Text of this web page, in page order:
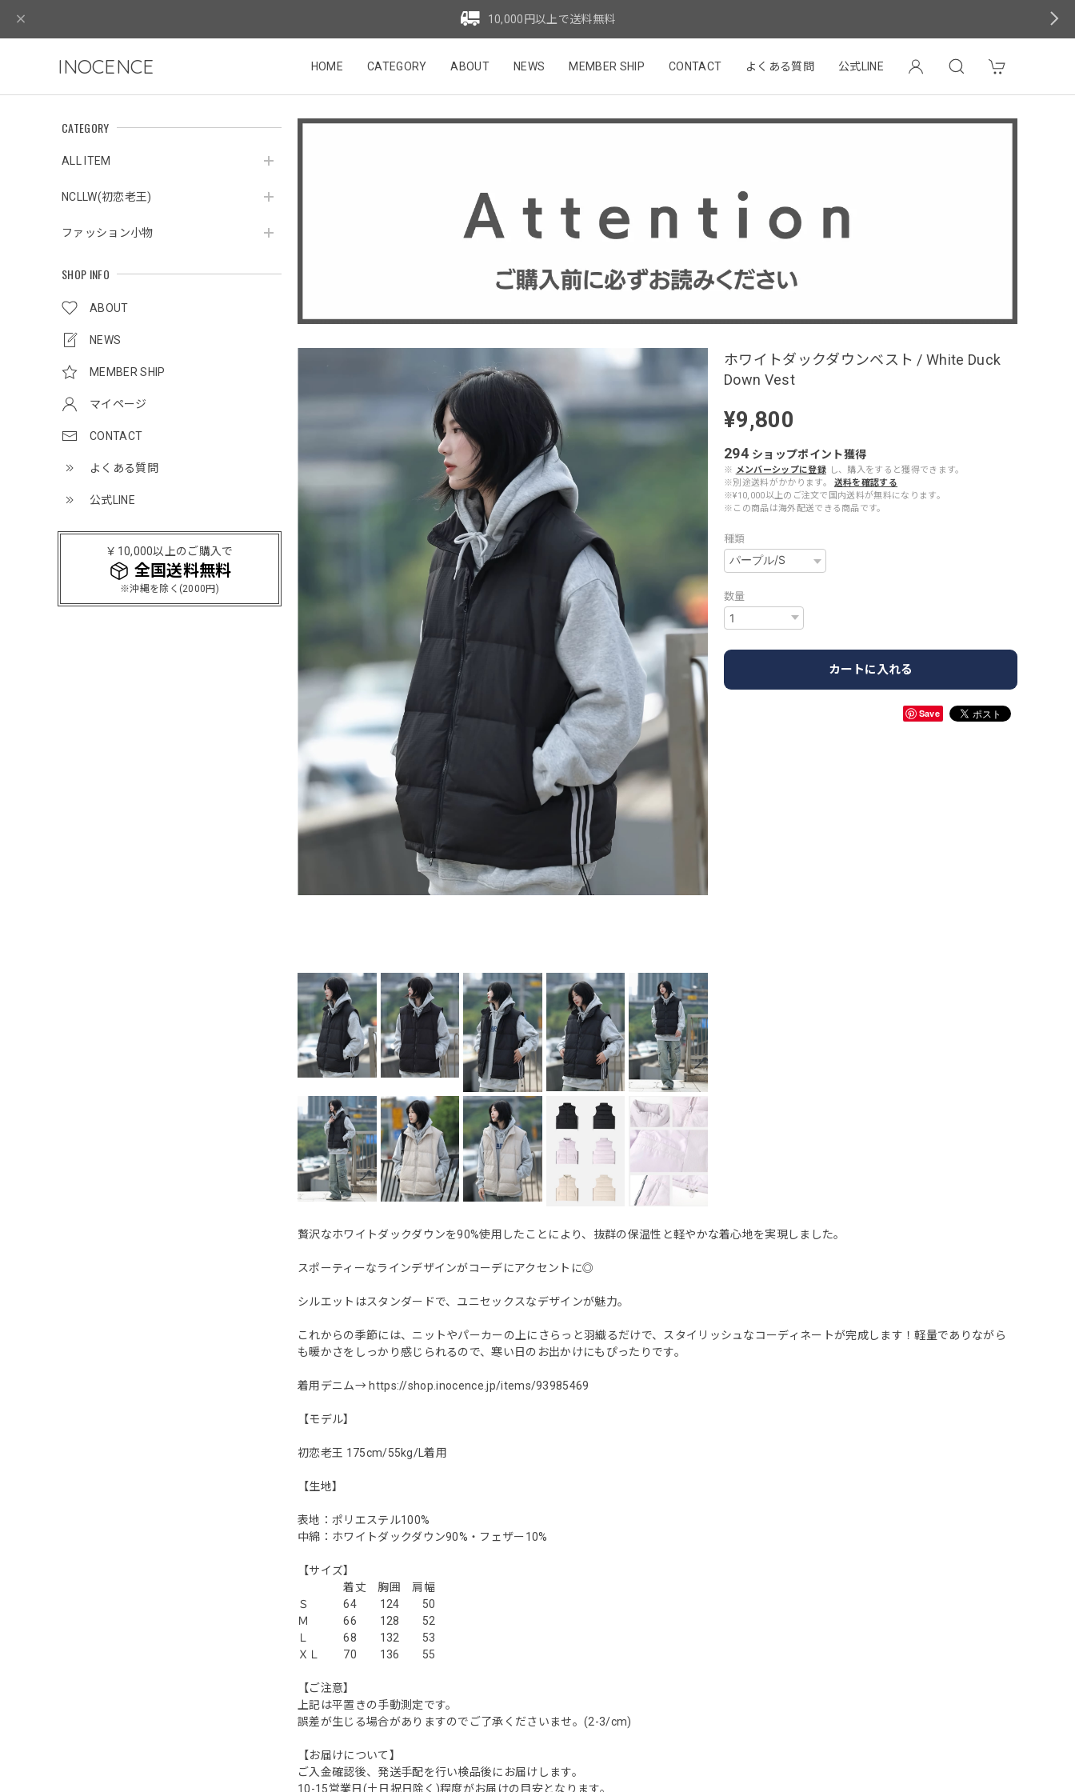
10,000円以上で送料無料
INOCENCE HOME CATEGORY ABOUT NEWS MEMBER SHIP CONTACT よくある質問 公式LINE
CATEGORY
ALL ITEM
NCLLW(初恋老王)
ファッション小物
SHOP INFO
ABOUT
NEWS
MEMBER SHIP
マイページ
CONTACT
よくある質問
公式LINE
￥10,000以上のご購入で
全国送料無料
※沖縄を除く(2000円)
ホワイトダックダウンベスト / White Duck
Down Vest
¥9,800
294 ショップポイント獲得
※ メンバーシップに登録
し、購入をすると獲得できます。
※別途送料がかかります。
送料を確認する
※¥10,000以上のご注文で国内送料が無料になります。
※この商品は海外配送できる商品です。
種類
数量
カートに入れる
Save
贅沢なホワイトダックダウンを90%使用したことにより、抜群の保温性と軽やかな着心地を実現しました。
スポーティーなラインデザインがコーデにアクセントに◎
シルエットはスタンダードで、ユニセックスなデザインが魅力。
これからの季節には、ニットやパーカーの上にさらっと羽織るだけで、スタイリッシュなコーディネートが完成します！軽量でありながら
も暖かさをしっかり感じられるので、寒い日のお出かけにもぴったりです。
着用デニム→ https://shop.inocence.jp/items/93985469
【モデル】
初恋老王 175cm/55kg/L着用
【生地】
表地：ポリエステル100%
中綿：ホワイトダックダウン90%・フェザー10%
【サイズ】
着丈 胸囲 肩幅
Ｓ 64 124 50
Ｍ 66 128 52
Ｌ 68 132 53
ＸＬ 70 136 55
【ご注意】
上記は平置きの手動測定です。
誤差が生じる場合がありますのでご了承くださいませ。(2-3/cm)
【お届けについて】
ご入金確認後、発送手配を行い検品後にお届けします。
10-15営業日(土日祝日除く)程度がお届けの目安となります。